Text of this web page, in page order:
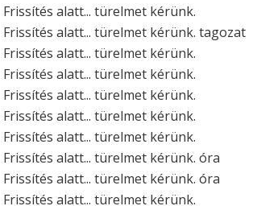
Frissítés alatt... türelmet kérünk.
Frissítés alatt... türelmet kérünk. tagozat
Frissítés alatt... türelmet kérünk.
Frissítés alatt... türelmet kérünk.
Frissítés alatt... türelmet kérünk.
Frissítés alatt... türelmet kérünk.
Frissítés alatt... türelmet kérünk.
Frissítés alatt... türelmet kérünk. óra
Frissítés alatt... türelmet kérünk. óra
Frissítés alatt... türelmet kérünk.